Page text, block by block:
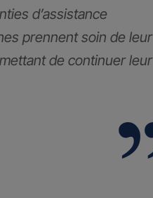
d’assistance
prennent soin de leur
de continuer leur